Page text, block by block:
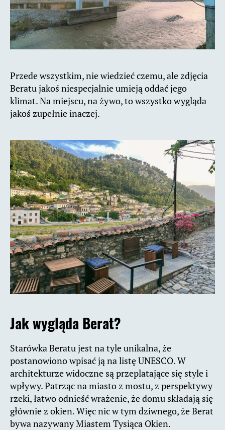
Przede wszystkim, nie wiedzieć czemu, ale zdjęcia
Beratu jakoś niespecjalnie umieją oddać jego
klimat. Na miejscu, na żywo, to wszystko wygląda
jakoś zupełnie inaczej.
Jak wygląda Berat?
Starówka Beratu jest na tyle unikalna, że
postanowiono wpisać ją na listę UNESCO. W
architekturze widoczne są przeplatające się style i
wpływy. Patrząc na miasto z mostu, z perspektywy
rzeki, łatwo odnieść wrażenie, że domu składają się
głównie z okien. Więc nic w tym dziwnego, że Berat
bywa nazywany Miastem Tysiąca Okien.